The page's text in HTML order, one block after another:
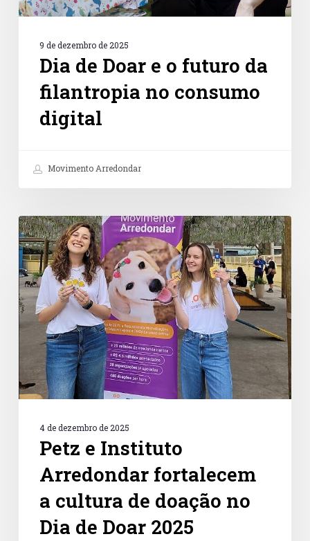
9 de dezembro de 2025
Dia de Doar e o futuro da
filantropia no consumo
digital
Movimento Arredondar
Petz
e
Instituto
Arredondar
fortalecem
a
cultura
de
doação
no
Dia
de
4 de dezembro de 2025
Petz e Instituto
Arredondar fortalecem
a cultura de doação no
Dia de Doar 2025